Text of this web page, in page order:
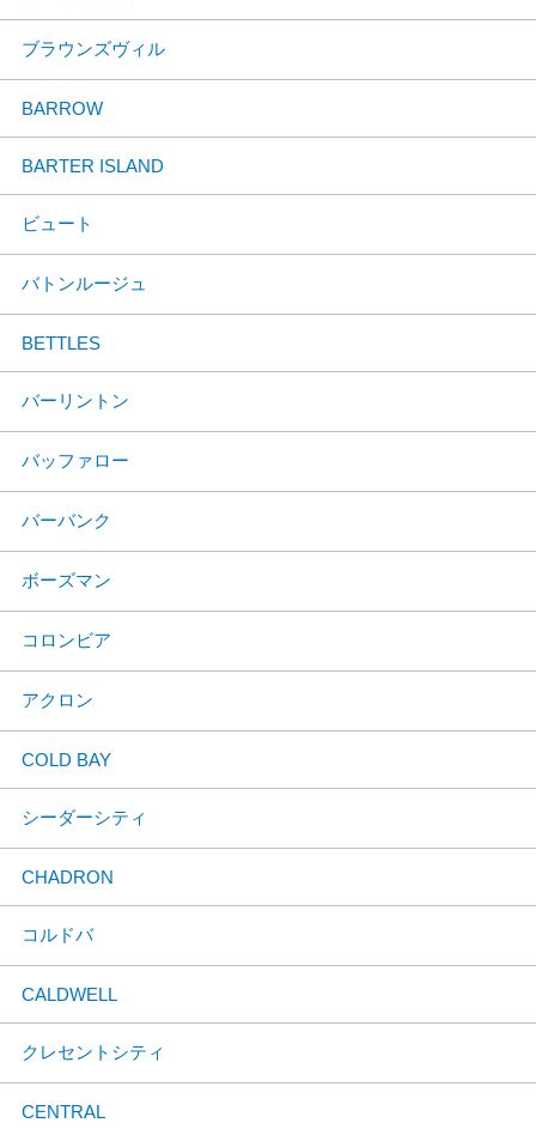
ブラウンズヴィル
BARROW
BARTER ISLAND
ビュート
バトンルージュ
BETTLES
バーリントン
バッファロー
バーバンク
ボーズマン
コロンビア
アクロン
COLD BAY
シーダーシティ
CHADRON
コルドバ
CALDWELL
クレセントシティ
CENTRAL